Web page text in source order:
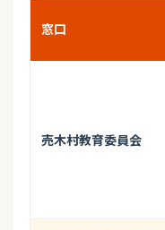
窓口
売木村教育委員会